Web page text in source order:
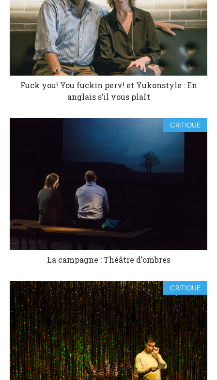
Fuck you! You fuckin perv! et Yukonstyle : En
anglais s’il vous plaît
CRITIQUE
La campagne : Théâtre d’ombres
CRITIQUE